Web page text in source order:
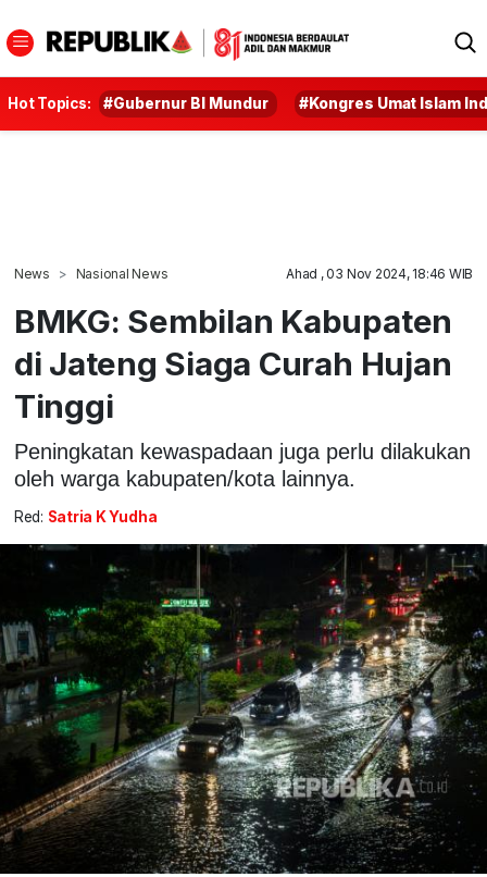
Hot Topics: #Gubernur BI Mundur #Kongres Umat Islam
News Nasional News Ahad , 03 Nov 2024, 18:46 WIB
BMKG: Sembilan Kabupaten
di Jateng Siaga Curah Hujan
Tinggi
Peningkatan kewaspadaan juga perlu dilakukan
oleh warga kabupaten/kota lainnya.
Red: Satria K Yudha